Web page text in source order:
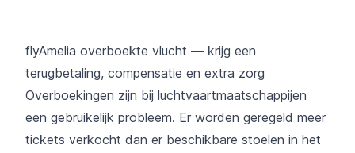
flyAmelia overboekte vlucht — krijg een
terugbetaling, compensatie en extra zorg
Overboekingen zijn bij luchtvaartmaatschappijen
een gebruikelijk probleem. Er worden geregeld meer
tickets verkocht dan er beschikbare stoelen in het